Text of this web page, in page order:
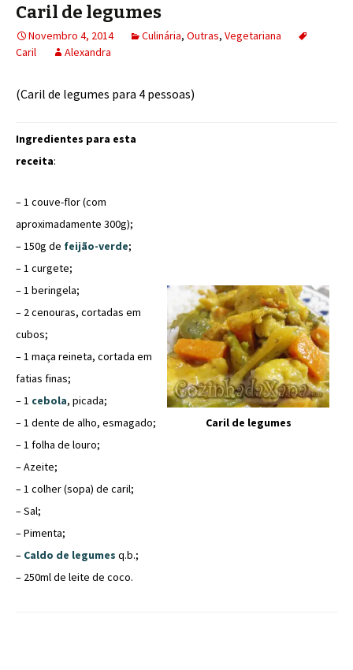
Caril de legumes
Novembro 4, 2014 Culinária, Outras, Vegetariana
Caril
Alexandra
(Caril de legumes para 4 pessoas)
Ingredientes para esta
receita:
– 1 couve-flor (com
aproximadamente 300g);
– 150g de feijão-verde;
– 1 curgete;
– 1 beringela;
– 2 cenouras, cortadas em
cubos;
– 1 maça reineta, cortada em
fatias finas;
– 1 cebola, picada;
– 1 dente de alho, esmagado;
– 1 folha de louro;
– Azeite;
– 1 colher (sopa) de caril;
– Sal;
– Pimenta;
– Caldo de legumes q.b.;
– 250ml de leite de coco.
Caril de legumes